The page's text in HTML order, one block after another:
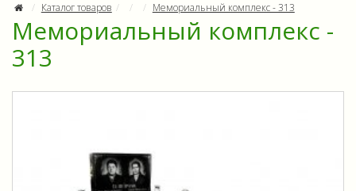
Каталог товаров Мемориальный комплекс - 313
Мемориальный комплекс -
313